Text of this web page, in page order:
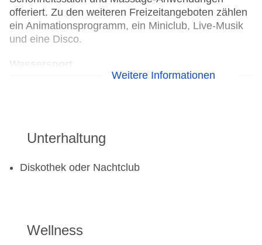
offeriert. Zu den weiteren Freizeitangeboten zählen
ein Animationsprogramm, ein Miniclub, Live-Musik
und eine Disco.
Wasserski: gegen Gebühr
Aerobic
Weitere Informationen
Unterhaltung
Diskothek oder Nachtclub
Wellness